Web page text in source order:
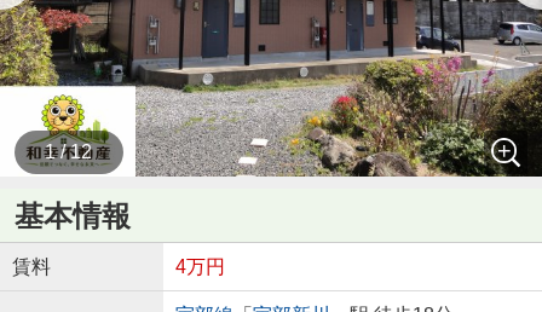
1 / 12
基本情報
賃料 4万円